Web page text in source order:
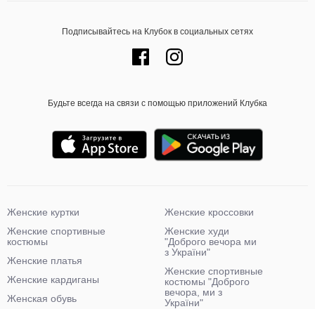
Подписывайтесь на Клубок в социальных сетях
Будьте всегда на связи с помощью приложений Клубка
Женские куртки
Женские спортивные
костюмы
Женские платья
Женские кардиганы
Женская обувь
Женские кроссовки
Женские худи
"Доброго вечора ми
з України"
Женские спортивные
костюмы "Доброго
вечора, ми з
України"